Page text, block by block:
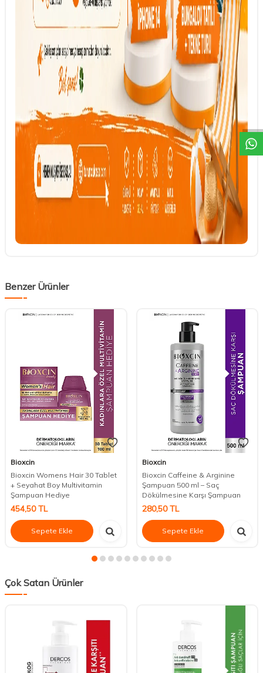
DESTEK
Benzer Ürünler
Bioxcin
Bioxcin Womens Hair 30 Tablet
+ Seyahat Boy Multivitamin
Şampuan Hediye
454,50TL
Sepete Ekle
Bioxcin
Bioxcin Caffeine & Arginine
Şampuan 500 ml – Saç
Dökülmesine Karşı Şampuan
280,50TL
Sepete Ekle
Çok Satan Ürünler